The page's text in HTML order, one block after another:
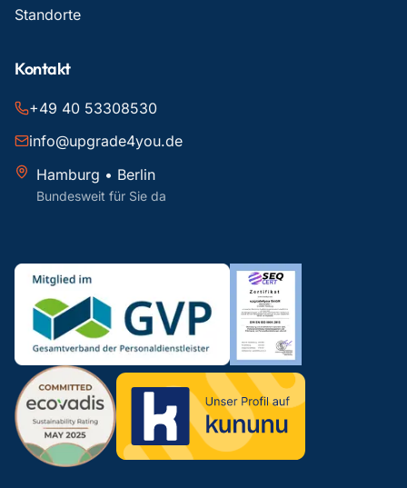
Standorte
Kontakt
+49 40 53308530
info@upgrade4you.de
Hamburg • Berlin
Bundesweit für Sie da